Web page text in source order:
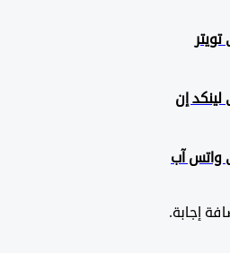
إن
آب